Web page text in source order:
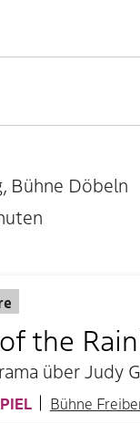
Bühne Döbeln
the
über Judy
Bühne